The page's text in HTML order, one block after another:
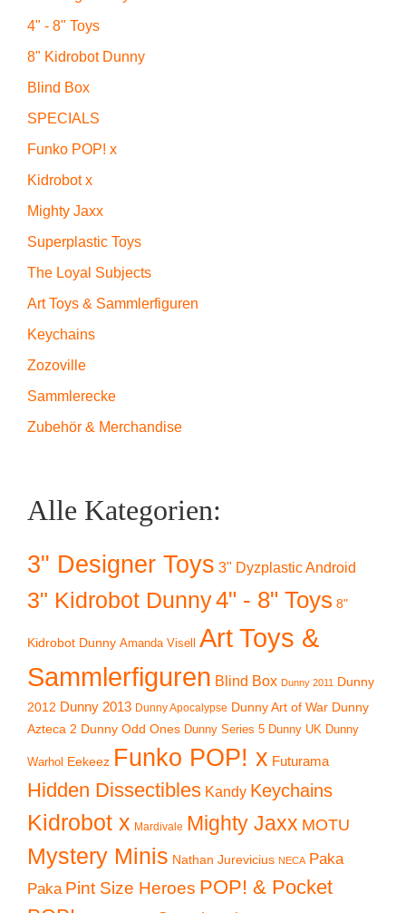
4" - 8" Toys
8" Kidrobot Dunny
Blind Box
SPECIALS
Funko POP! x
Kidrobot x
Mighty Jaxx
Superplastic Toys
The Loyal Subjects
Art Toys & Sammlerfiguren
Keychains
Zozoville
Sammlerecke
Zubehör & Merchandise
Alle Kategorien:
3" Designer Toys 3" Dyzplastic Android
3" Kidrobot Dunny4" - 8" Toys 8"
Kidrobot Dunny Amanda Visell
Art Toys &
Sammlerfiguren Blind Box Dunny 2011
Dunny
2012 Dunny 2013 Dunny Apocalypse Dunny Art of War Dunny
Azteca 2 Dunny Odd Ones Dunny Series 5 Dunny UK Dunny
Warhol Eekeez Funko POP! x Futurama
Hidden Dissectibles Kandy Keychains
Kidrobot x Mardivale Mighty Jaxx MOTU
Mystery Minis Nathan Jurevicius NECA Paka
Paka Pint Size Heroes POP! & Pocket